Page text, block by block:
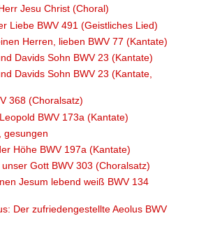
Jesu Christ (Choral)
Liebe BWV 491 (Geistliches Lied)
Herren, lieben BWV 77 (Kantate)
Davids Sohn BWV 23 (Kantate)
Davids Sohn BWV 23 (Kantate,
368 (Choralsatz)
BWV 173a (Kantate)
gesungen
Höhe BWV 197a (Kantate)
Gott BWV 303 (Choralsatz)
Jesum lebend weiß BWV 134
Der zufriedengestellte Aeolus BWV